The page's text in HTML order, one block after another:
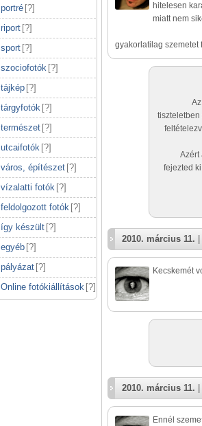
portré [?]
riport [?]
sport [?]
szociofotók [?]
tájkép [?]
tárgyfotók [?]
természet [?]
utcaifotók [?]
város, építészet [?]
vízalatti fotók [?]
feldolgozott fotók [?]
így készült [?]
egyéb [?]
pályázat [?]
Online fotókiállítások [?]
hitelesen
miatt nem
gyakorlatilag szemetet
tiszteletben
Azért
fejezted
2010. március 11.
Kecskemét
2010. március 11.
Ennél